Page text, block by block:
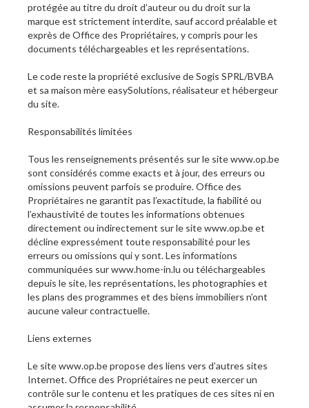
protégée au titre du droit d’auteur ou du droit sur la
marque est strictement interdite, sauf accord préalable et
exprès de Office des Propriétaires, y compris pour les
documents téléchargeables et les représentations.
Le code reste la propriété exclusive de Sogis SPRL/BVBA
et sa maison mère easySolutions, réalisateur et hébergeur
du site.
Responsabilités limitées
Tous les renseignements présentés sur le site www.op.be
sont considérés comme exacts et à jour, des erreurs ou
omissions peuvent parfois se produire. Office des
Propriétaires ne garantit pas l’exactitude, la fiabilité ou
l’exhaustivité de toutes les informations obtenues
directement ou indirectement sur le site www.op.be et
décline expressément toute responsabilité pour les
erreurs ou omissions qui y sont. Les informations
communiquées sur www.home-in.lu ou téléchargeables
depuis le site, les représentations, les photographies et
les plans des programmes et des biens immobiliers n’ont
aucune valeur contractuelle.
Liens externes
Le site www.op.be propose des liens vers d’autres sites
Internet. Office des Propriétaires ne peut exercer un
contrôle sur le contenu et les pratiques de ces sites ni en